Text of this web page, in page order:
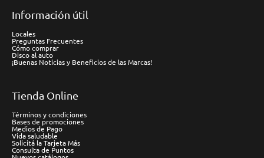
Información útil
Locales
Preguntas Frecuentes
Cómo comprar
Disco al auto
¡Buenas Noticias y Beneficios de las Marcas!
Tienda Online
Términos y condiciones
Bases de promociones
Medios de Pago
Vida saludable
Solicitá la Tarjeta Más
Consulta de Puntos